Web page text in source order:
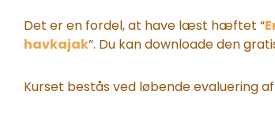
Det er en fordel, at have læst hæftet “
havkajak”. Du kan downloade den
Kurset bestås ved løbende evaluering